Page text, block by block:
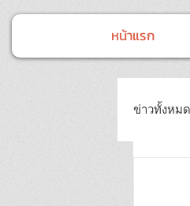
หน้าแรก
ข่าวทั้งหมด
ข่า